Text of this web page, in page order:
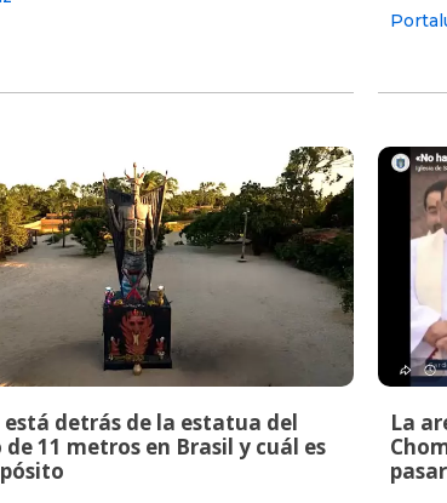
está detrás de la estatua del
11 metros en Brasil y cuál es
La